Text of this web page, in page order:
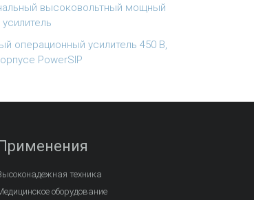
высоковольтный мощный
операционный усилитель 450 В,
PowerSIP
техника
оборудование